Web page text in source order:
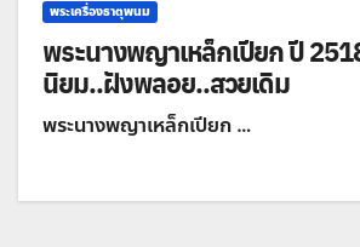
พระเครื่องธาตุพนม
พระนางพญาเหล็กเปียก ปี
นิยม..ฝังพลอย..สวยเดิม
พระนางพญาเหล็กเปียก …